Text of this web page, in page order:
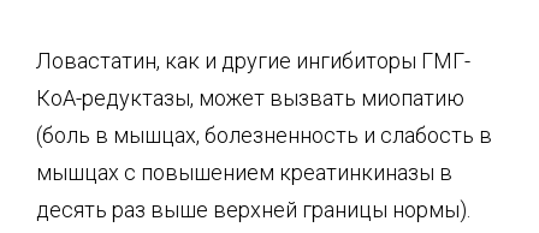
Ловастатин, как и другие ингибиторы ГМГ-
КоА-редуктазы, может вызвать миопатию
(боль в мышцах, болезненность и слабость в
мышцах с повышением креатинкиназы в
десять раз выше верхней границы нормы).